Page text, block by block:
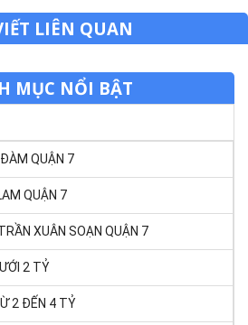
LIÊN QUAN
MỤC NỔI BẬT
QUẬN 7
QUẬN 7
XUÂN SOẠN QUẬN 7
2 TỶ
2 ĐẾN 4 TỶ